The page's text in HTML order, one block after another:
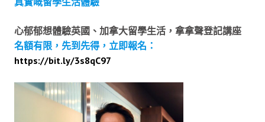
心郁郁想體驗英國、加拿大留學生活，拿拿聲登記講座
名額有限，先到先得，立即報名：
https://bit.ly/3s8qC97